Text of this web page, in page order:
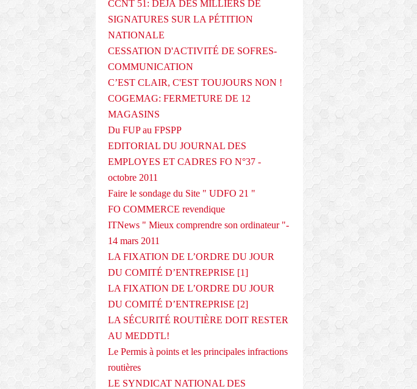
CCNT 51: DÉJÀ DES MILLIERS DE
SIGNATURES SUR LA PÉTITION
NATIONALE
CESSATION D'ACTIVITÉ DE SOFRES-
COMMUNICATION
C’EST CLAIR, C'EST TOUJOURS NON !
COGEMAG: FERMETURE DE 12
MAGASINS
Du FUP au FPSPP
EDITORIAL DU JOURNAL DES
EMPLOYES ET CADRES FO N°37 -
octobre 2011
Faire le sondage du Site " UDFO 21 "
FO COMMERCE revendique
ITNews " Mieux comprendre son ordinateur "-
14 mars 2011
LA FIXATION DE L’ORDRE DU JOUR
DU COMITÉ D’ENTREPRISE [1]
LA FIXATION DE L’ORDRE DU JOUR
DU COMITÉ D’ENTREPRISE [2]
LA SÉCURITÉ ROUTIÈRE DOIT RESTER
AU MEDDTL!
Le Permis à points et les principales infractions
routières
LE SYNDICAT NATIONAL DES